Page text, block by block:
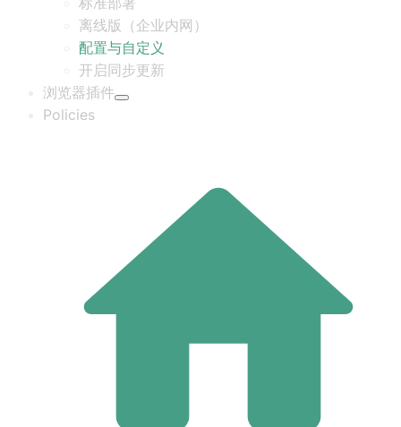
离线版（企业内网）
配置与自定义
开启同步更新
浏览器插件
Policies